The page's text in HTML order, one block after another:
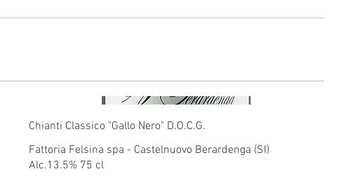
Chianti Classico "Gallo Nero" D.O.C.G.
Fattoria Felsina spa - Castelnuovo Berardenga (SI)
Alc.13.5% 75 cl